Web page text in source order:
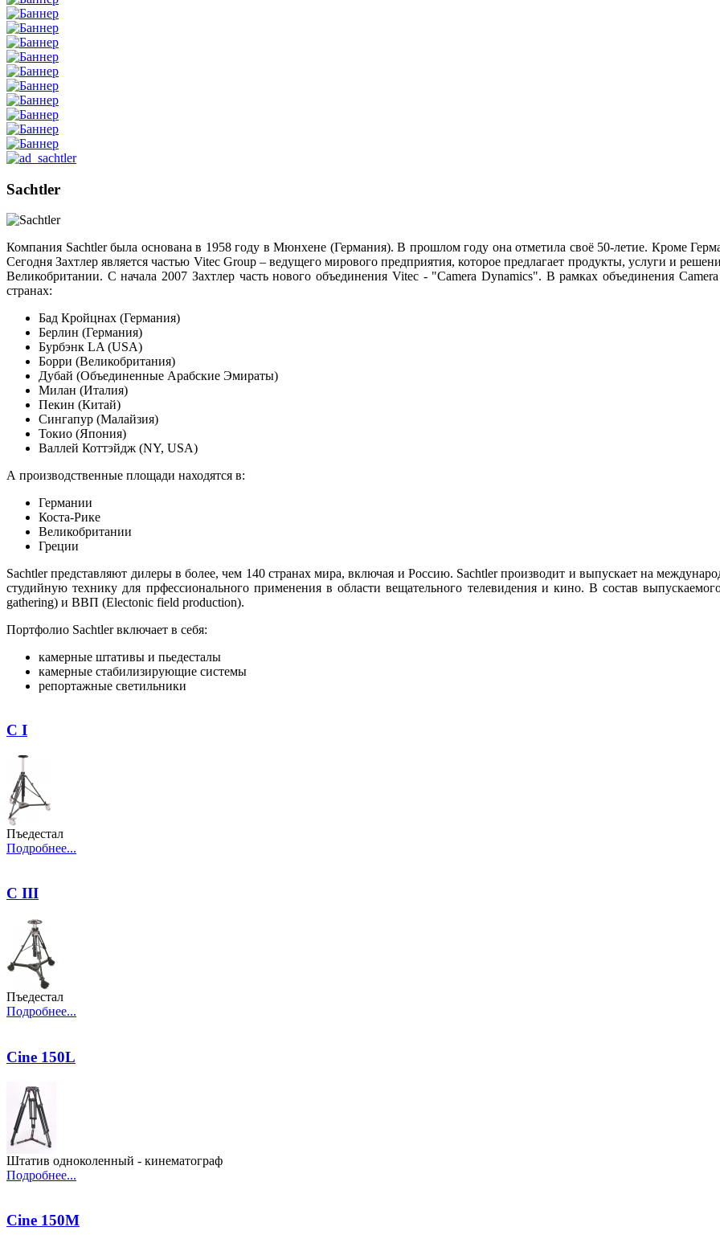
Sachtler
Компания Sachtler была основана в 1958 году в Мюнхене (Германия). В прошлом году она отметила своё 50-летие. Кроме
Сегодня Захтлер является частью Vitec Group – ведущего мирового предприятия, которое предлагает продукты, услуги и
Великобритании. С начала 2007 Захтлер часть нового объединения Vitec - "Camera Dynamics". B рамках объединения
странах:
Бад Кройцнах (Германия)
Берлин (Германия)
Бурбэнк LA (USA)
Борри (Великобритания)
Дубай (Объединенные Арабские Эмираты)
Милан (Италия)
Пекин (Китай)
Сингапур (Малайзия)
Токио (Япония)
Валлей Коттэйдж (NY, USA)
А производственные площади находятся в:
Германии
Коста-Рике
Великобритании
Греции
Sachtler представляют дилеры в более, чем 140 странах мира, включая и Россию. Sachtler производит и выпускает на
студийную технику для прфессионального применения в области вещательного телевидения и кино. В состав
gathering) и ВВП (Electonic field production).
Портфолио Sachtler включает в себя:
камерные штативы и пьедесталы
камерные стабилизирующие системы
репортажные светильники
C I
Пъедестал
Подробнее...
C III
Пъедестал
Подробнее...
Cine 150L
Штатив одноколенный - кинематограф
Подробнее...
Cine 150M